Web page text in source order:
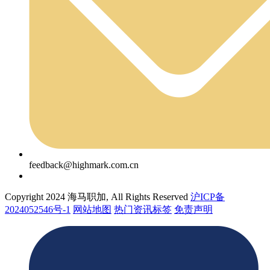
feedback@highmark.com.cn
Copyright 2024 海马职加, All Rights Reserved 沪ICP备
2024052546号-1 网站地图 热门资讯标签 免责声明